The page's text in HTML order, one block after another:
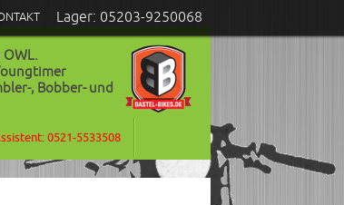
Lager: 05203-9250068
, Bobber- und
0521-5533508